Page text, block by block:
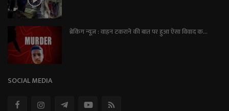
ब्रेकिंग न्यूज़ : वाहन टकराने की बात पर हुआ ऐसा विवाद क...
SOCIAL MEDIA